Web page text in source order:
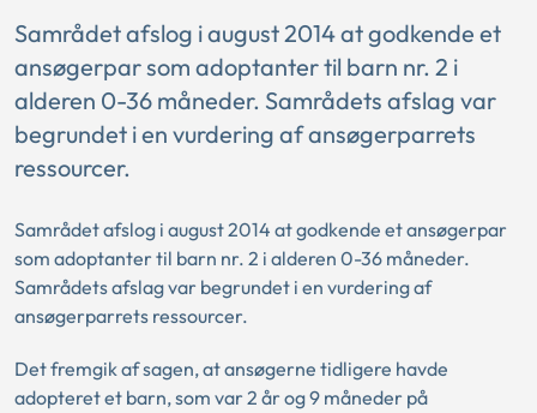
Samrådet afslog i august 2014 at godkende et
ansøgerpar som adoptanter til barn nr. 2 i
alderen 0-36 måneder. Samrådets afslag var
begrundet i en vurdering af ansøgerparrets
ressourcer.
Samrådet afslog i august 2014 at godkende et ansøgerpar
som adoptanter til barn nr. 2 i alderen 0-36 måneder.
Samrådets afslag var begrundet i en vurdering af
ansøgerparrets ressourcer.
Det fremgik af sagen, at ansøgerne tidligere havde
adopteret et barn, som var 2 år og 9 måneder på